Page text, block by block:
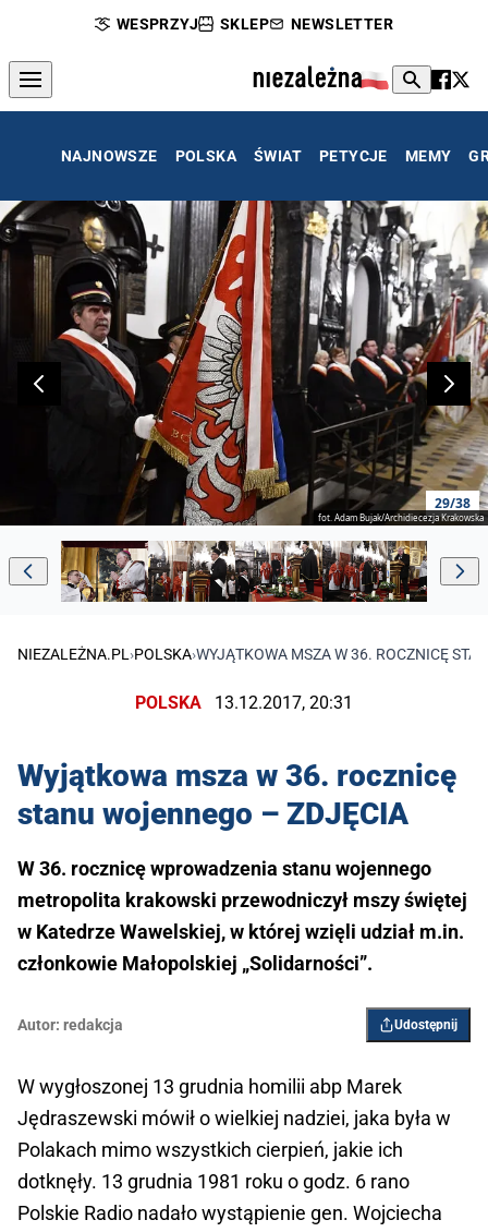
WESPRZYJ SKLEP NEWSLETTER
NAJNOWSZE POLSKA ŚWIAT PETYCJE MEMY
29/38
fot. Adam Bujak/Archidiecezja Krakowska
NIEZALEŻNA.PL ›POLSKA›WYJĄTKOWA MSZA W 36. ROCZNICĘ
POLSKA 13.12.2017, 20:31
Wyjątkowa msza w 36. rocznicę
stanu wojennego – ZDJĘCIA
W 36. rocznicę wprowadzenia stanu wojennego
metropolita krakowski przewodniczył mszy świętej
w Katedrze Wawelskiej, w której wzięli udział m.in.
członkowie Małopolskiej „Solidarności”.
Autor: redakcja Udostępnij
W wygłoszonej 13 grudnia homilii abp Marek
Jędraszewski mówił o wielkiej nadziei, jaka była w
Polakach mimo wszystkich cierpień, jakie ich
dotknęły. 13 grudnia 1981 roku o godz. 6 rano
Polskie Radio nadało wystąpienie gen. Wojciecha